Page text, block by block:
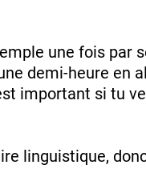
une fois par
demi-heure en
important si tu
linguistique,